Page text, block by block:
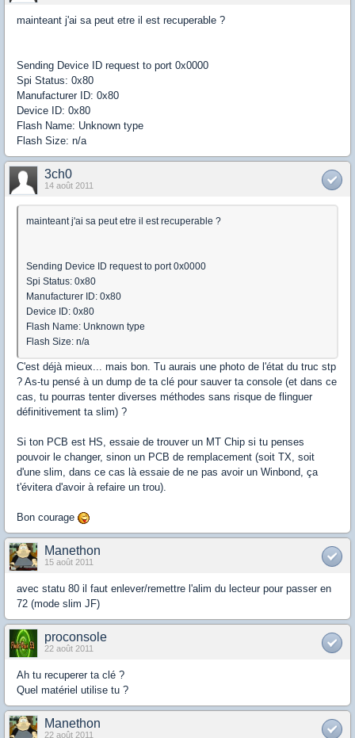
mainteant j'ai sa peut etre il est recuperable ?
Sending Device ID request to port 0x0000
Spi Status: 0x80
Manufacturer ID: 0x80
Device ID: 0x80
Flash Name: Unknown type
Flash Size: n/a
3ch0
14 août 2011
mainteant j'ai sa peut etre il est recuperable ?
Sending Device ID request to port 0x0000
Spi Status: 0x80
Manufacturer ID: 0x80
Device ID: 0x80
Flash Name: Unknown type
Flash Size: n/a
C'est déjà mieux... mais bon. Tu aurais une photo de l'état du truc stp
? As-tu pensé à un dump de ta clé pour sauver ta console (et dans ce
cas, tu pourras tenter diverses méthodes sans risque de flinguer
définitivement ta slim) ?
Si ton PCB est HS, essaie de trouver un MT Chip si tu penses
pouvoir le changer, sinon un PCB de remplacement (soit TX, soit
d'une slim, dans ce cas là essaie de ne pas avoir un Winbond, ça
t'évitera d'avoir à refaire un trou).
Bon courage
Manethon
15 août 2011
avec statu 80 il faut enlever/remettre l'alim du lecteur pour passer en
72 (mode slim JF)
proconsole
22 août 2011
Ah tu recuperer ta clé ?
Quel matériel utilise tu ?
Manethon
22 août 2011